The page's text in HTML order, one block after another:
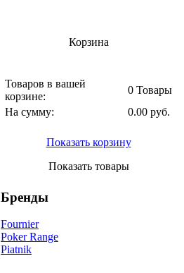
Корзина
Товаров в вашей
корзине:
0 Товары
На сумму:
0.00 руб.
Показать корзину
Показать товары
Бренды
Fournier
Poker Range
Piatnik